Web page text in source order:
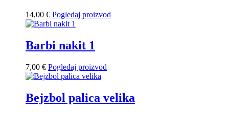
14,00 € Pogledaj proizvod
Barbi nakit 1
7,00 € Pogledaj proizvod
Bejzbol palica velika